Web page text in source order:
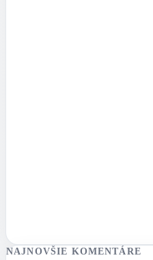
NAJNOVŠIE KOMENTÁRE